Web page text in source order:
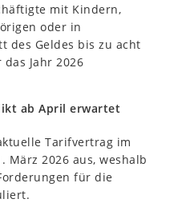
mit Kindern,
oder in
des Geldes bis zu acht
Jahr 2026
ab April erwartet
Tarifvertrag im
März 2026 aus, weshalb
für die